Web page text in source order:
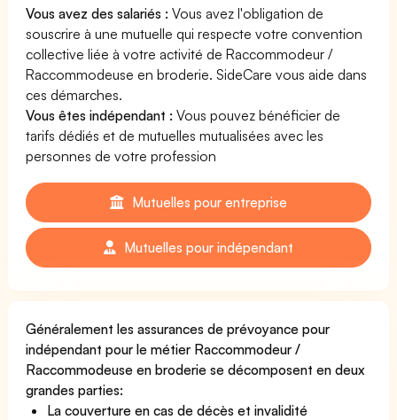
Vous avez des salariés : Vous avez l'obligation de
souscrire à une mutuelle qui respecte votre convention
collective liée à votre activité de Raccommodeur /
Raccommodeuse en broderie. SideCare vous aide dans
ces démarches.
Vous êtes indépendant : Vous pouvez bénéficier de
tarifs dédiés et de mutuelles mutualisées avec les
personnes de votre profession
Mutuelles pour entreprise
Mutuelles pour indépendant
Généralement les assurances de prévoyance pour
indépendant pour le métier Raccommodeur /
Raccommodeuse en broderie se décomposent en deux
grandes parties:
La couverture en cas de décès et invalidité